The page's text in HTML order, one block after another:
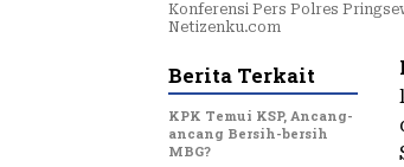
Konferensi Pers Polres
Netizenku.com
Berita Terkait
KPK Temui KSP, Ancang-
ancang Bersih-bersih
MBG?